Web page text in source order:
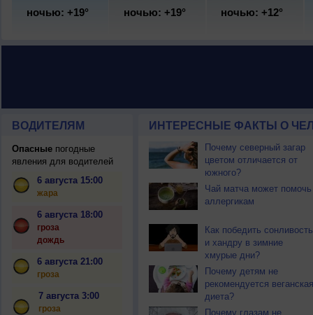
ночью: +19° ночью: +19° ночью: +12°
ВОДИТЕЛЯМ
Опасныепогодные
явления для водителей
6 августа 15:00
жара
6 августа 18:00
гроза
дождь
6 августа 21:00
гроза
7 августа 3:00
гроза
ИНТЕРЕСНЫЕ ФАКТЫ О
Почему северный загар
цветом отличается от
южного?
Чай матча может помочь
аллергикам
Как победить сонливость
и хандру в зимние
хмурые дни?
Почему детям не
рекомендуется веганская
диета?
Почему глазам не